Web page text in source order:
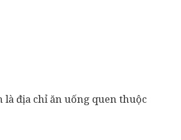
là địa chỉ ăn uống quen thuộc